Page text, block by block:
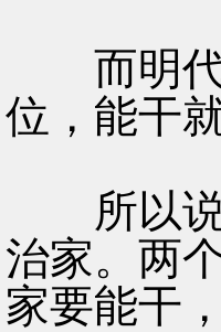
而明代
位，能干
所以说
治家。两
家要能干